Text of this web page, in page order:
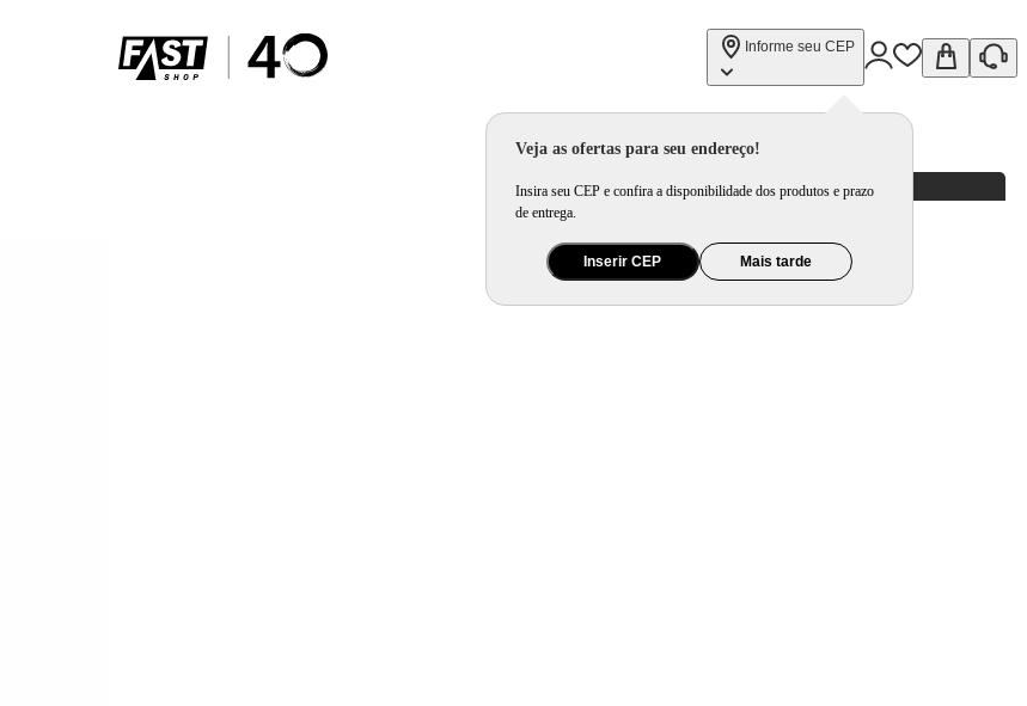
Informe seu CEP
Veja as ofertas para seu endereço!
Insira seu CEP e confira a disponibilidade dos produtos e prazo
de entrega.
Inserir CEP Mais tarde